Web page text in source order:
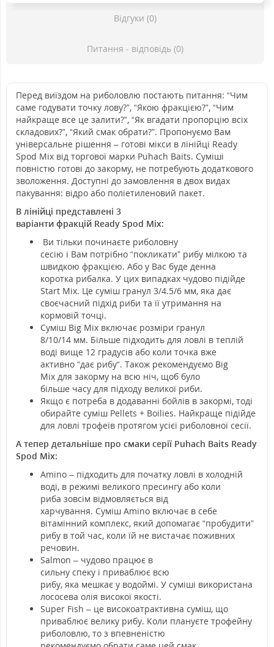
Відгуки (0)
Питання - відповідь (0)
Перед виїздом на риболовлю постають питання: “Чим
саме годувати точку лову?”, “Якою фракцією?”, “Чим
найкраще все це залити?”, “Як вгадати пропорцію всіх
складових?”, “Який смак обрати?”. Пропонуємо Вам
універсальне рішення – готові мікси в лінійці Ready
Spod Mix від торгової марки Puhach Baits. Суміші
повністю готові до закорму, не потребують додаткового
зволоження. Доступні до замовлення в двох видах
пакування: відро або поліетиленовий пакет.
В лінійці представлені 3
варіанти фракцій Ready Spod Mix:
Ви тільки починаєте риболовну
сесію і Вам потрібно “покликати” рибу мілкою та
швидкою фракцією. Або у Вас буде денна
коротка рибалка. У цих випадках чудово підійде
Start Mіх. Це суміш гранул 3/4.5/6 мм, яка дає
своєчасний підхід риби та її утримання на
кормовій точці.
Суміш Big Mix включає розміри гранул
8/10/14 мм. Більше підходить для ловлі в теплій
воді вище 12 градусів або коли точка вже
активно “дає рибу“. Також рекомендуємо Big
Mix для закорму на всю ніч, щоб було
більше часу для підходу великої риби.
Якщо є потреба в додаванні бойлів в закормі, тоді
обирайте суміш Pellets + Boilies. Найкраще підійде
для ловлі трофеїв протягом усієї риболовної сесії.
А тепер детальніше про смаки серії Puhach Baits Ready
Spod Mix:
Amino – підходить для початку ловлі в холодній
воді, в режимі великого пресингу або коли
риба зовсім відмовляється від
харчування. Суміш Amino включає в себе
вітамінний комплекс, який допомагає “пробудити”
рибу в той час, коли їй не вистачає поживних
речовин.
Salmon – чудово працює в
сильну спеку і приваблює всю
рибу, яка мешкає у водоймі. У суміші використана
лососева олія високої якості.
Super Fish – це високоатрактивна суміш, що
приваблює велику рибу. Коли плануєте трофейну
риболовлю, то з впевненістю